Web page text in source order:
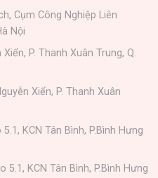
Cụm Công Nghiệp Liên
Nội
P. Thanh Xuân Trung, Q.
Xiển, P. Thanh Xuân
KCN Tân Bình, P.Bình Hưng
5.1, KCN Tân Bình, P.Bình Hưng